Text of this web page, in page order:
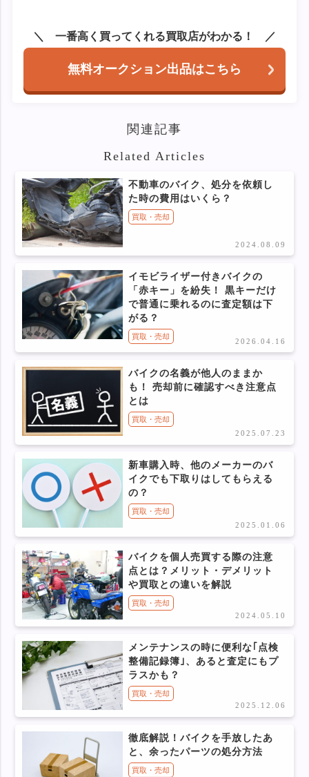
一番高く買ってくれる買取店がわかる！
無料オークション出品はこちら
関連記事
Related Articles
不動車のバイク、処分を依頼し
た時の費用はいくら？
買取・売却
2024.08.09
イモビライザー付きバイクの
「赤キー」を紛失！ 黒キーだけ
で普通に乗れるのに査定額は下
がる？
買取・売却
2026.04.16
バイクの名義が他人のままか
も！ 売却前に確認すべき注意点
とは
買取・売却
2025.07.23
新車購入時、他のメーカーのバ
イクでも下取りはしてもらえる
の？
買取・売却
2025.01.06
バイクを個人売買する際の注意
点とは？メリット・デメリット
や買取との違いを解説
買取・売却
2024.05.10
メンテナンスの時に便利な｢点検
整備記録簿｣、あると査定にもプ
ラスかも？
買取・売却
2025.12.06
徹底解説！バイクを手放したあ
と、余ったパーツの処分方法
買取・売却